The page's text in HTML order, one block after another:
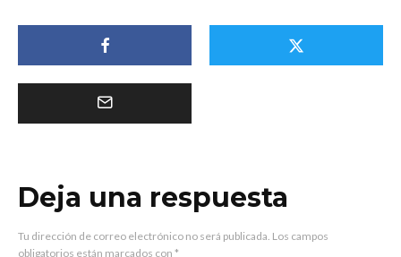
Deja una respuesta
Tu dirección de correo electrónico no será publicada. Los campos
obligatorios están marcados con *